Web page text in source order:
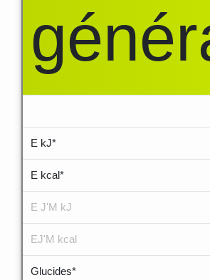
E kJ*
E kcal*
E J'M kJ
EJ'M kcal
Glucides*